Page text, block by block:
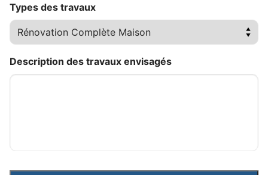
Types des travaux
Description des travaux envisagés